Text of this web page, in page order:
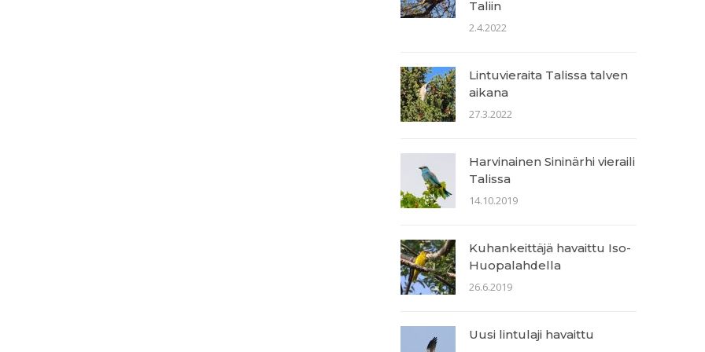
Taliin
2.4.2022
Lintuvieraita Talissa talven
aikana
27.3.2022
Harvinainen Sininärhi vieraili
Talissa
14.10.2019
Kuhankeittäjä havaittu Iso-
Huopalahdella
26.6.2019
Uusi lintulaji havaittu